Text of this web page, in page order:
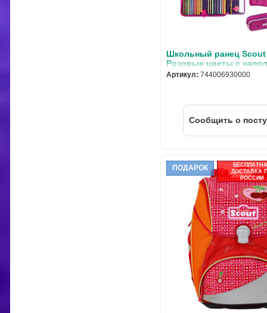
Школьный ранец Scout
Розовые цветы с
предмета 744006930000
Артикул: 744006930000
Cообщить о
ПОДАРОК
ДОСТАВКА
РОССИИ